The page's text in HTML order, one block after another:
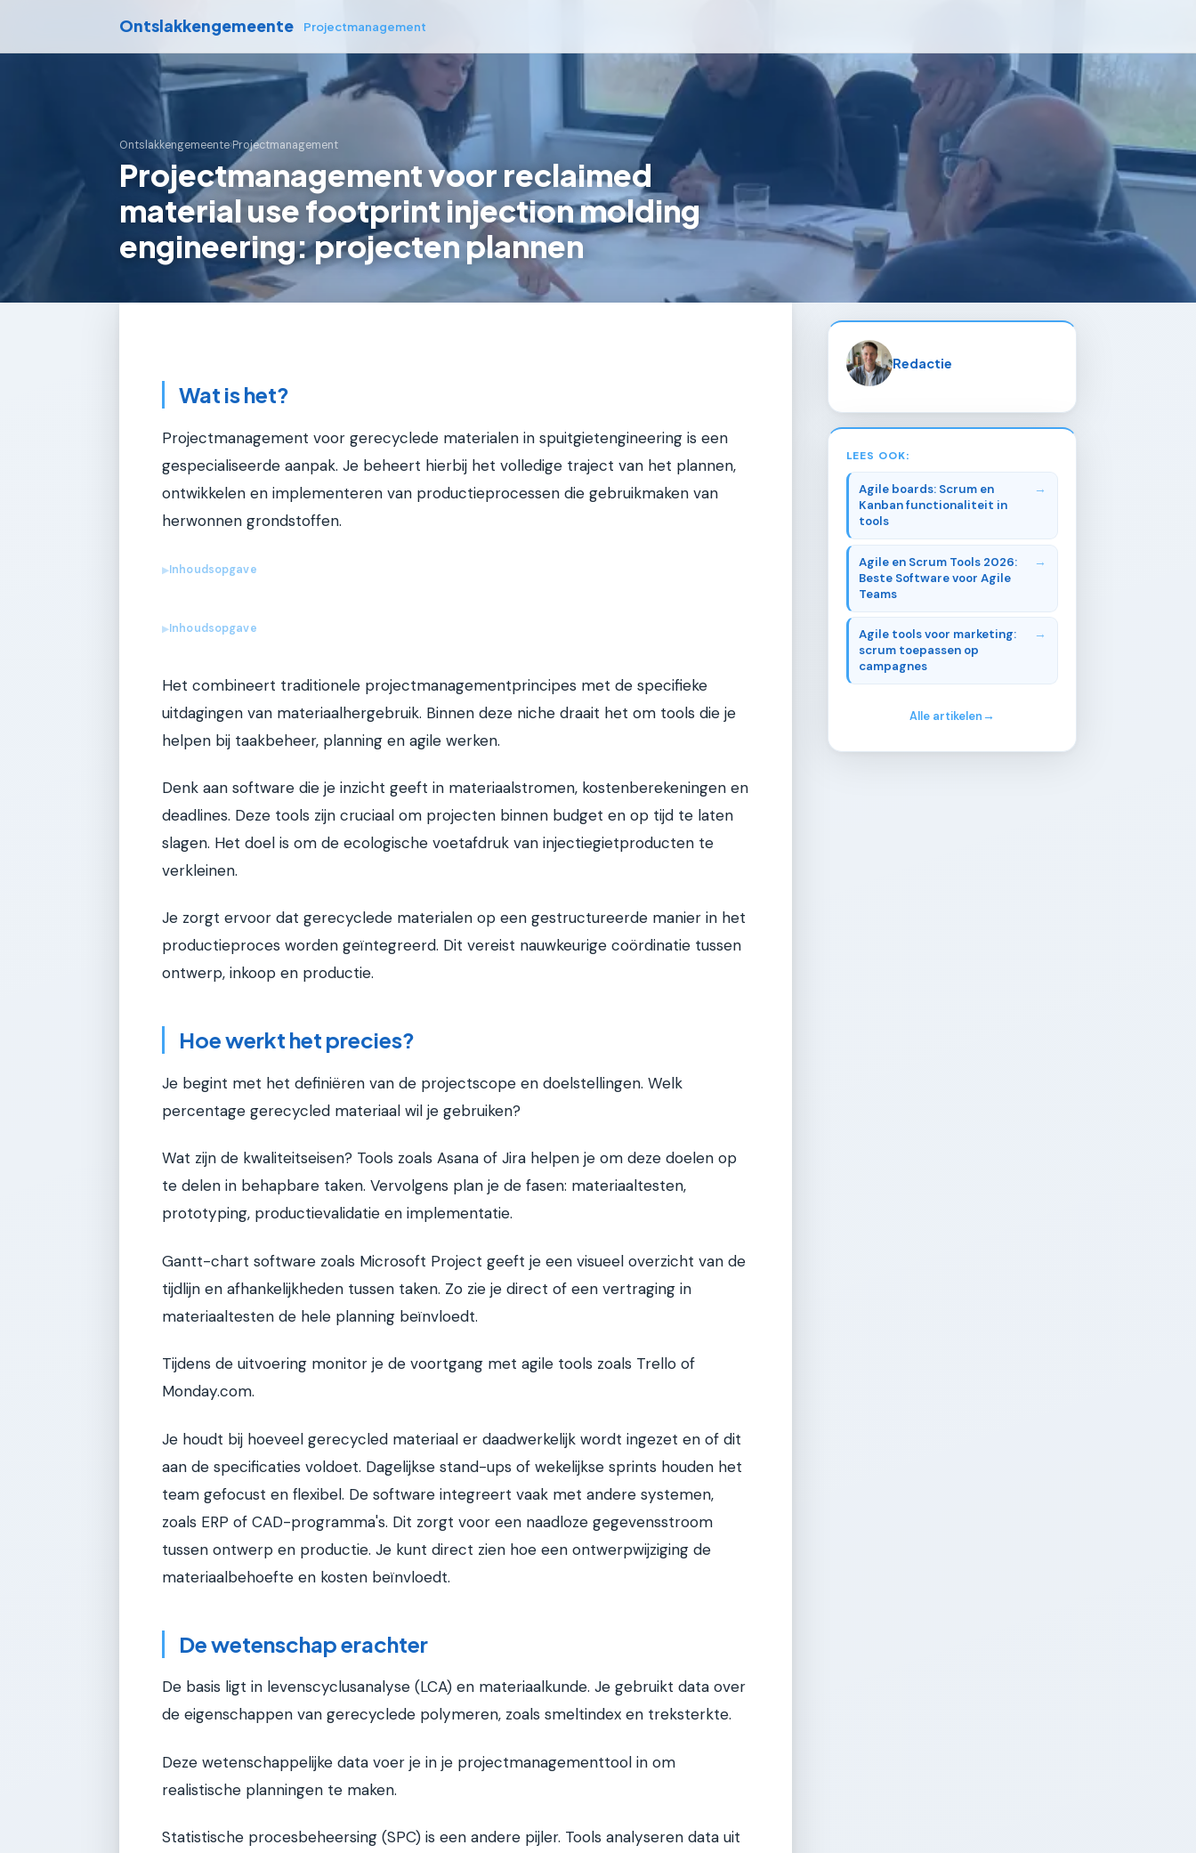
Ontslakkengemeente Projectmanagement
Ontslakkengemeente›Projectmanagement
Projectmanagement voor reclaimed
material use footprint injection molding
engineering: projecten plannen
Wat is het?
Projectmanagement voor gerecyclede materialen in spuitgietengineering is een
gespecialiseerde aanpak. Je beheert hierbij het volledige traject van het plannen,
ontwikkelen en implementeren van productieprocessen die gebruikmaken van
herwonnen grondstoffen.
▶Inhoudsopgave
▶Inhoudsopgave
Het combineert traditionele projectmanagementprincipes met de specifieke
uitdagingen van materiaalhergebruik. Binnen deze niche draait het om tools die je
helpen bij taakbeheer, planning en agile werken.
Denk aan software die je inzicht geeft in materiaalstromen, kostenberekeningen en
deadlines. Deze tools zijn cruciaal om projecten binnen budget en op tijd te laten
slagen. Het doel is om de ecologische voetafdruk van injectiegietproducten te
verkleinen.
Je zorgt ervoor dat gerecyclede materialen op een gestructureerde manier in het
productieproces worden geïntegreerd. Dit vereist nauwkeurige coördinatie tussen
ontwerp, inkoop en productie.
Hoe werkt het precies?
Je begint met het definiëren van de projectscope en doelstellingen. Welk
percentage gerecycled materiaal wil je gebruiken?
Wat zijn de kwaliteitseisen? Tools zoals Asana of Jira helpen je om deze doelen op
te delen in behapbare taken. Vervolgens plan je de fasen: materiaaltesten,
prototyping, productievalidatie en implementatie.
Gantt-chart software zoals Microsoft Project geeft je een visueel overzicht van de
tijdlijn en afhankelijkheden tussen taken. Zo zie je direct of een vertraging in
materiaaltesten de hele planning beïnvloedt.
Tijdens de uitvoering monitor je de voortgang met agile tools zoals Trello of
Monday.com.
Je houdt bij hoeveel gerecycled materiaal er daadwerkelijk wordt ingezet en of dit
aan de specificaties voldoet. Dagelijkse stand-ups of wekelijkse sprints houden het
team gefocust en flexibel. De software integreert vaak met andere systemen,
zoals ERP of CAD-programma's. Dit zorgt voor een naadloze gegevensstroom
tussen ontwerp en productie. Je kunt direct zien hoe een ontwerpwijziging de
materiaalbehoefte en kosten beïnvloedt.
De wetenschap erachter
De basis ligt in levenscyclusanalyse (LCA) en materiaalkunde. Je gebruikt data over
de eigenschappen van gerecyclede polymeren, zoals smeltindex en treksterkte.
Deze wetenschappelijke data voer je in je projectmanagementtool in om
realistische planningen te maken.
Statistische procesbeheersing (SPC) is een andere pijler. Tools analyseren data uit
Redactie
LEES OOK:
Agile boards: Scrum en
Kanban functionaliteit in
tools
Agile en Scrum Tools 2026:
Beste Software voor Agile
Teams
Agile tools voor marketing:
scrum toepassen op
campagnes
Alle artikelen